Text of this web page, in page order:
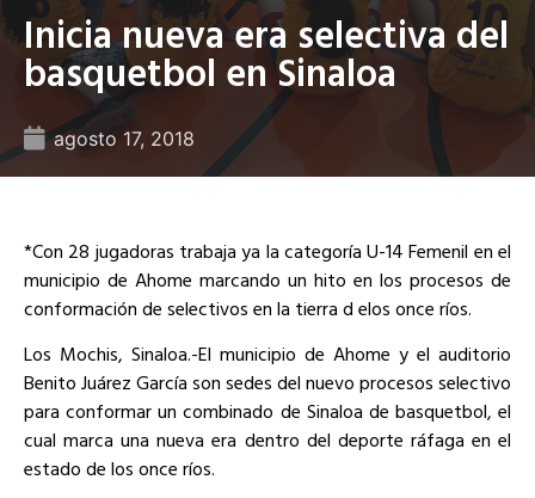
Inicia nueva era selectiva del
basquetbol en Sinaloa
agosto 17, 2018
*Con 28 jugadoras trabaja ya la categoría U-14 Femenil en el
municipio de Ahome marcando un hito en los procesos de
conformación de selectivos en la tierra d elos once ríos.
Los Mochis, Sinaloa.-El municipio de Ahome y el auditorio
Benito Juárez García son sedes del nuevo procesos selectivo
para conformar un combinado de Sinaloa de basquetbol, el
cual marca una nueva era dentro del deporte ráfaga en el
estado de los once ríos.